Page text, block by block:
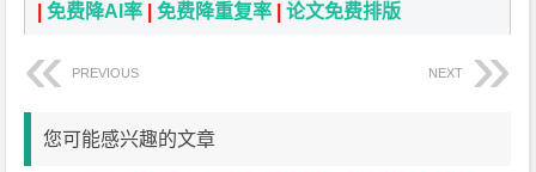
|免费降AI率 |免费降重复率 |论文免费排版
PREVIOUS NEXT
您可能感兴趣的文章